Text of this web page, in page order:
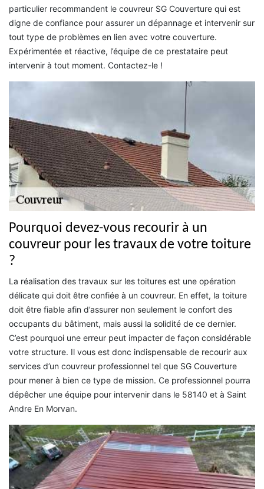
particulier recommandent le couvreur SG Couverture qui est
digne de confiance pour assurer un dépannage et intervenir sur
tout type de problèmes en lien avec votre couverture.
Expérimentée et réactive, l’équipe de ce prestataire peut
intervenir à tout moment. Contactez-le !
Pourquoi devez-vous recourir à un
couvreur pour les travaux de votre toiture
?
La réalisation des travaux sur les toitures est une opération
délicate qui doit être confiée à un couvreur. En effet, la toiture
doit être fiable afin d’assurer non seulement le confort des
occupants du bâtiment, mais aussi la solidité de ce dernier.
C’est pourquoi une erreur peut impacter de façon considérable
votre structure. Il vous est donc indispensable de recourir aux
services d’un couvreur professionnel tel que SG Couverture
pour mener à bien ce type de mission. Ce professionnel pourra
dépêcher une équipe pour intervenir dans le 58140 et à Saint
Andre En Morvan.